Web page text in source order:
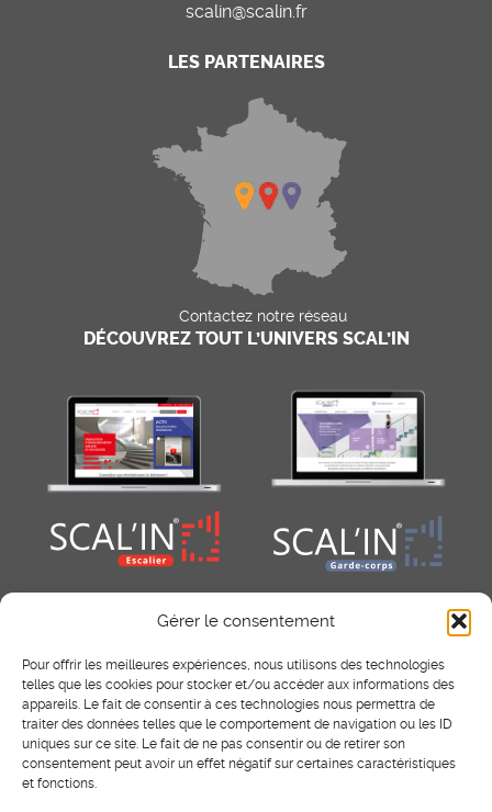
Gérer le consentement
Pour offrir les meilleures expériences, nous utilisons des technologies
telles que les cookies pour stocker et/ou accéder aux informations des
appareils. Le fait de consentir à ces technologies nous permettra de
traiter des données telles que le comportement de navigation ou les ID
uniques sur ce site. Le fait de ne pas consentir ou de retirer son
consentement peut avoir un effet négatif sur certaines caractéristiques
et fonctions.
scalin@scalin.fr
LES PARTENAIRES
Contactez notre réseau
DÉCOUVREZ TOUT L’UNIVERS SCAL’IN